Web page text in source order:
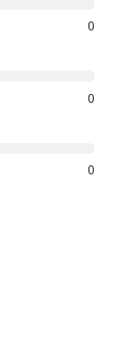
0
0
0